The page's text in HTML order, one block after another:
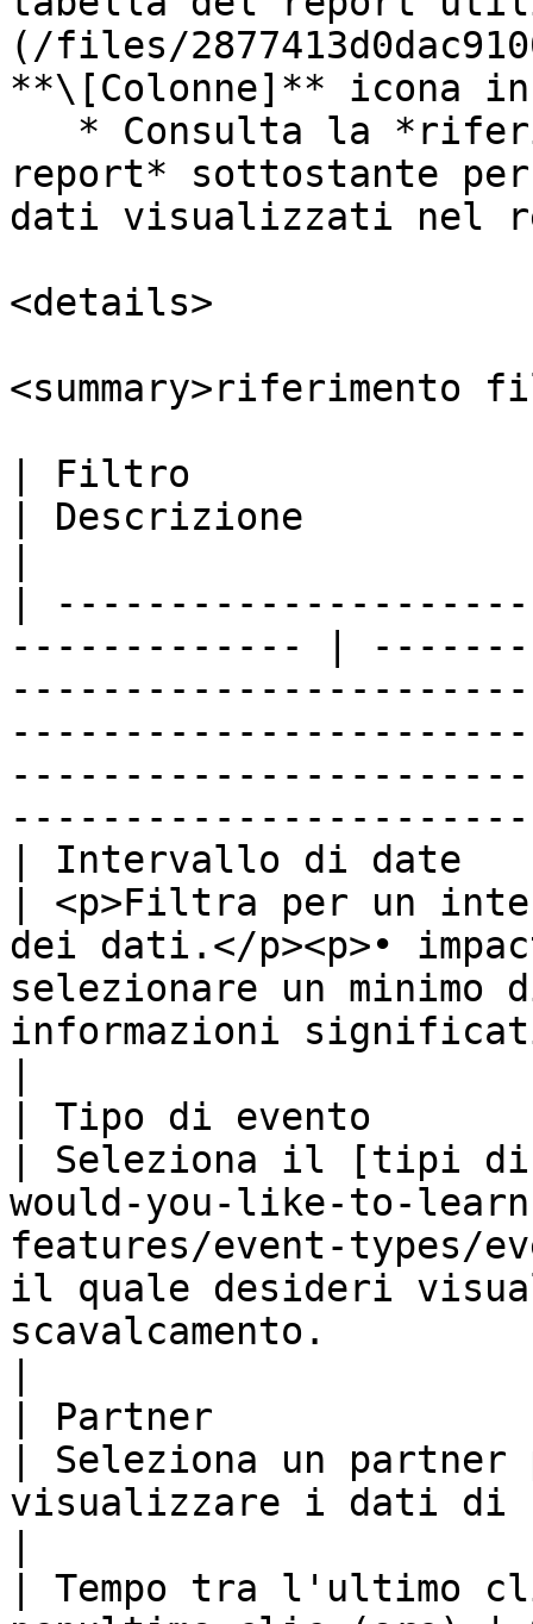
(/files/
**\[Colonne]** icona
report* sottostante
dati visualizzati nel
<details>
<summary>riferimento
| Filtro
| Descrizione
|
------------- |
| Intervallo di date
| <p>Filtra per un
dei dati.</p><p>•
selezionare un
informazioni
| Tipo di evento
| Seleziona il [tipi di
would-you-like-to-
features/event-types/
il quale desideri
scavalcamento.
| Partner
| Seleziona un
visualizzare i dati di
| Tempo tra l'ultimo